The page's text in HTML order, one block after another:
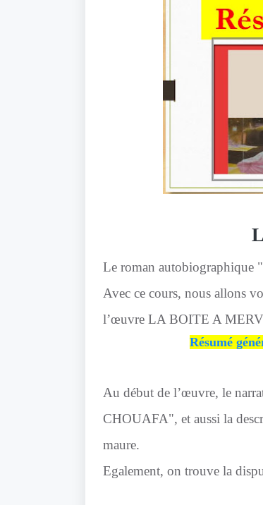
Le roman autobiographique
Avec ce cours, nous allons
l’œuvre LA BOITE A
Résumé
Au début de l’œuvre, le
CHOUAFA", et aussi la
maure.
Egalement, on trouve la